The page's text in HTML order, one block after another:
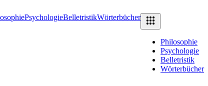
PsychologieBelletristikWörterbücher
Philosophie
Psychologie
Belletristik
Wörterbücher